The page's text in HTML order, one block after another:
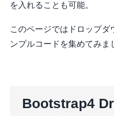
を入れることも可能。
このページではドロップ
ンプルコードを集めてみま
Bootstrap4